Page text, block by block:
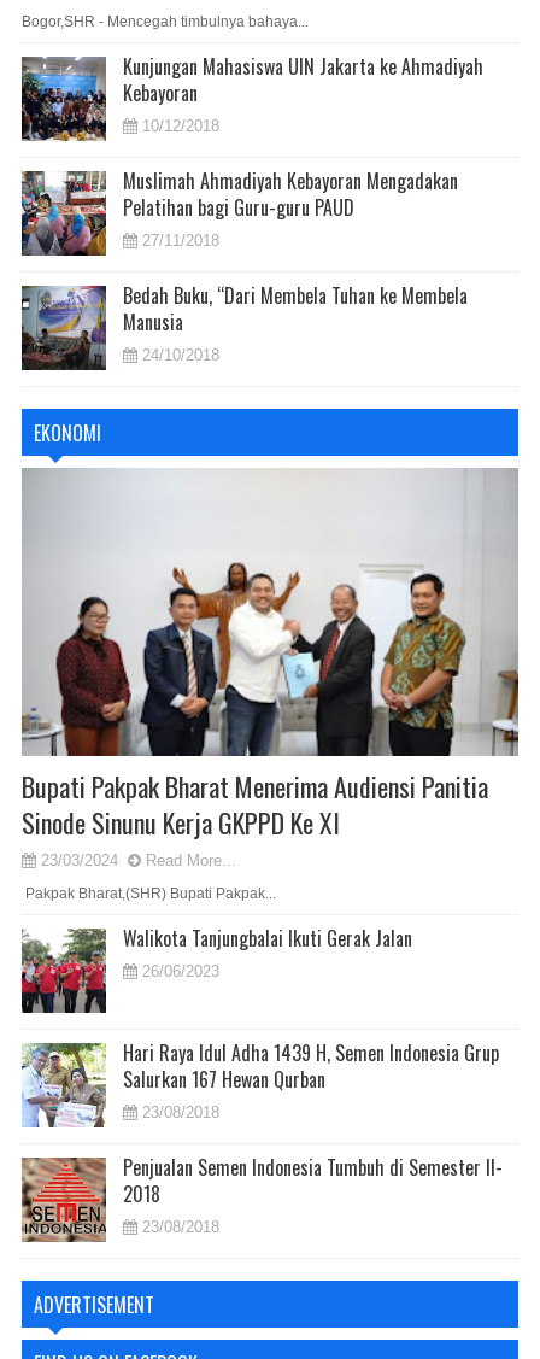
Bogor,SHR - Mencegah timbulnya bahaya...
Kunjungan Mahasiswa UIN Jakarta ke Ahmadiyah
Kebayoran
10/12/2018
Muslimah Ahmadiyah Kebayoran Mengadakan
Pelatihan bagi Guru-guru PAUD
27/11/2018
Bedah Buku, “Dari Membela Tuhan ke Membela
Manusia
24/10/2018
EKONOMI
Bupati Pakpak Bharat Menerima Audiensi Panitia
Sinode Sinunu Kerja GKPPD Ke XI
23/03/2024 Read More...
Pakpak Bharat,(SHR) Bupati Pakpak...
Walikota Tanjungbalai Ikuti Gerak Jalan
26/06/2023
Hari Raya Idul Adha 1439 H, Semen Indonesia Grup
Salurkan 167 Hewan Qurban
23/08/2018
Penjualan Semen Indonesia Tumbuh di Semester II-
2018
23/08/2018
ADVERTISEMENT